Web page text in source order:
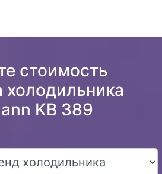
стоимость
холодильника
KB 389